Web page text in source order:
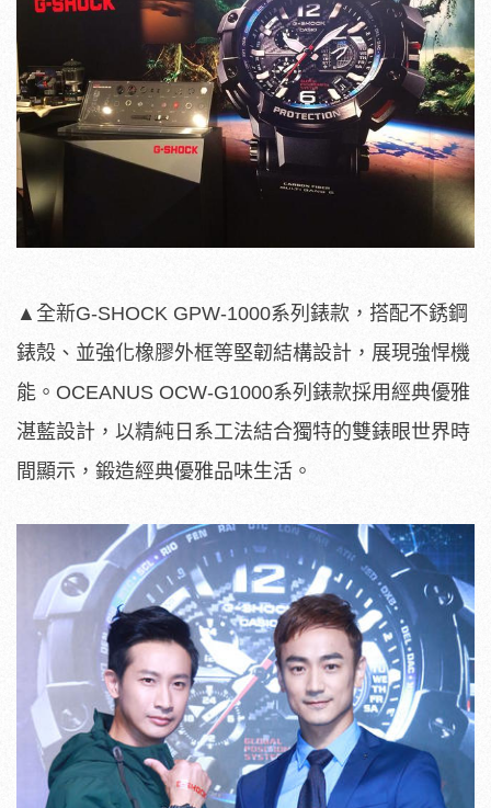
▲全新G-SHOCK GPW-1000系列錶款，搭配不銹鋼
錶殼、並強化橡膠外框等堅韌結構設計，展現強悍機
能。OCEANUS OCW-G1000系列錶款採用經典優雅
湛藍設計，以精純日系工法結合獨特的雙錶眼世界時
間顯示，鍛造經典優雅品味生活。